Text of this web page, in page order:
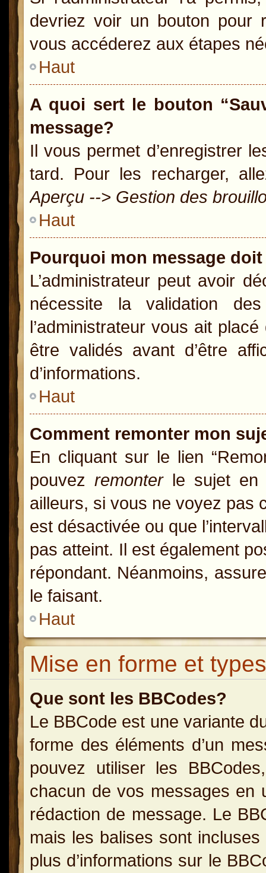
devriez voir un bouton pour
vous accéderez aux étapes
Haut
A quoi sert le bouton
message?
Il vous permet d’enregistrer
tard. Pour les recharger,
Aperçu --> Gestion des
Haut
Pourquoi mon message
L’administrateur peut avoir
nécessite la validation
l’administrateur vous ait
être validés avant d’être
d’informations.
Haut
Comment remonter mon
En cliquant sur le lien
pouvez remonterle sujet en
ailleurs, si vous ne voyez pas
est désactivée ou que
pas atteint. Il est également
répondant. Néanmoins,
le faisant.
Haut
Mise en forme et
Que sont les BBCodes?
Le BBCode est une variante
forme des éléments d’un
pouvez utiliser les
chacun de vos messages en
rédaction de message. Le
mais les balises sont
plus d’informations sur le